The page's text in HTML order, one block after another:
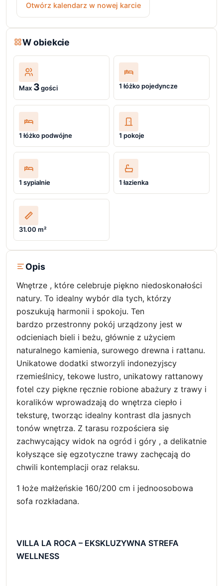
Otwórz kalendarz w nowej karcie
W obiekcie
Max 3gości 1 łóżko pojedyncze
1 łóżko podwójne 1 pokoje
1 sypialnie 1 łazienka
31.00 m²
Opis
Wnętrze , które celebruje piękno niedoskonałości
natury. To idealny wybór dla tych, którzy
poszukują harmonii i spokoju. Ten
bardzo przestronny pokój urządzony jest w
odcieniach bieli i beżu, głównie z użyciem
naturalnego kamienia, surowego drewna i rattanu.
Unikatowe dodatki stworzyli indonezyjscy
rzemieślnicy, tekowe lustro, unikatowy rattanowy
fotel czy piękne ręcznie robione abażury z trawy i
koralików wprowadzają do wnętrza ciepło i
teksturę, tworząc idealny kontrast dla jasnych
tonów wnętrza. Z tarasu rozpościera się
zachwycający widok na ogród i góry , a delikatnie
kołyszące się egzotyczne trawy zachęcają do
chwili kontemplacji oraz relaksu.
1 łoże małżeńskie 160/200 cm i jednoosobowa
sofa rozkładana.
VILLA LA ROCA – EKSKLUZYWNA STREFA
WELLNESS